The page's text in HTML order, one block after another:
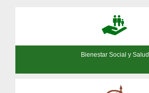
Bienestar Social y Salud